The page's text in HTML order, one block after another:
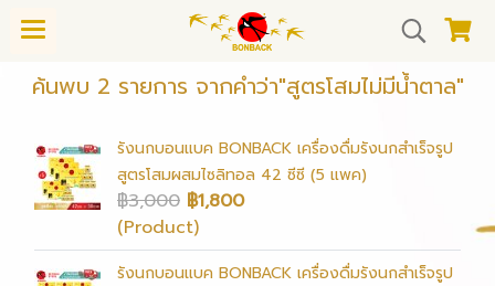
ค้นพบ 2 รายการ จากคำว่า"สูตรโสมไม่มีน้ำตาล"
รังนกบอนแบค BONBACK เครื่องดื่มรังนกสำเร็จรูป
สูตรโสมผสมไซลิทอล 42 ซีซี (5 แพค)
฿3,000 ฿1,800
(Product)
รังนกบอนแบค BONBACK เครื่องดื่มรังนกสำเร็จรูป